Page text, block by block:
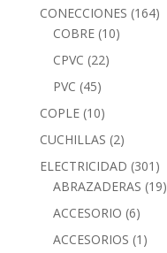
CONECCIONES (164)
COBRE (10)
CPVC (22)
PVC (45)
COPLE (10)
CUCHILLAS (2)
ELECTRICIDAD (301)
ABRAZADERAS (19)
ACCESORIO (6)
ACCESORIOS (1)